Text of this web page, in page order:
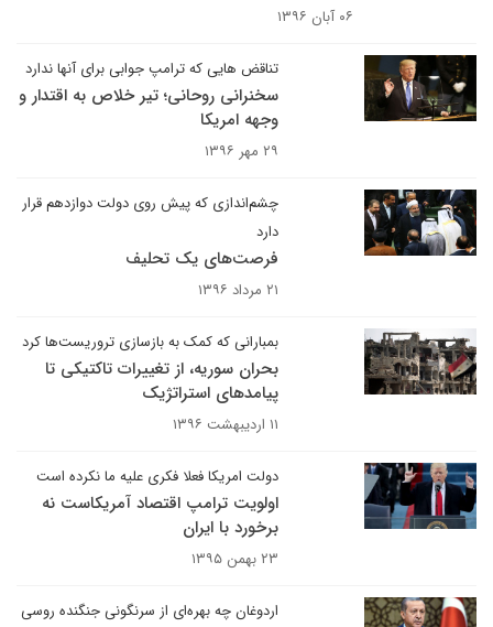
۰۶ آبان ۱۳۹۶
تناقض هایی که ترامپ جوابی برای آنها ندارد
سخنرانی روحانی؛ تیر خلاص به اقتدار و
وجهه امریکا
۲۹ مهر ۱۳۹۶
چشم‌اندازی که پیش روی دولت دوازدهم قرار
دارد
فرصت‌های یک تحلیف
۲۱ مرداد ۱۳۹۶
بمبارانی که کمک به بازسازی تروریست‌ها کرد
بحران سوریه، از تغییرات تاکتیکی تا
پیامدهای استراتژیک
۱۱ اردیبهشت ۱۳۹۶
دولت امریکا فعلا فکری علیه ما نکرده است
اولویت ترامپ اقتصاد آمریکاست نه
برخورد با ایران
۲۳ بهمن ۱۳۹۵
اردوغان چه بهره‌ای از سرنگونی جنگنده روسی